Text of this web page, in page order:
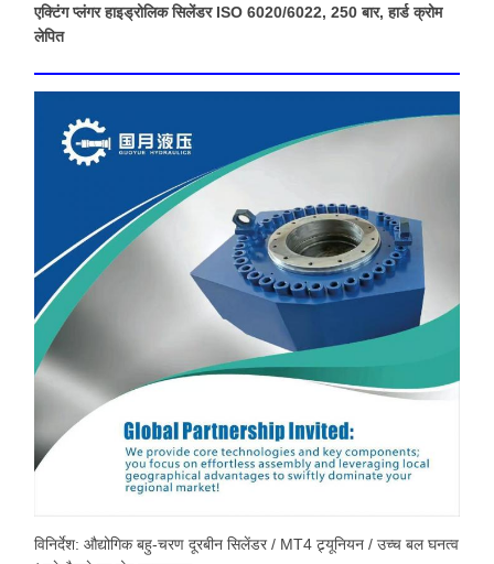
एक्टिंग प्लंगर हाइड्रोलिक सिलेंडर ISO 6020/6022, 250 बार, हार्ड क्रोम
लेपित
विनिर्देश: औद्योगिक बहु-चरण दूरबीन सिलेंडर / MT4 ट्र्यूनियन / उच्च बल घनत्व